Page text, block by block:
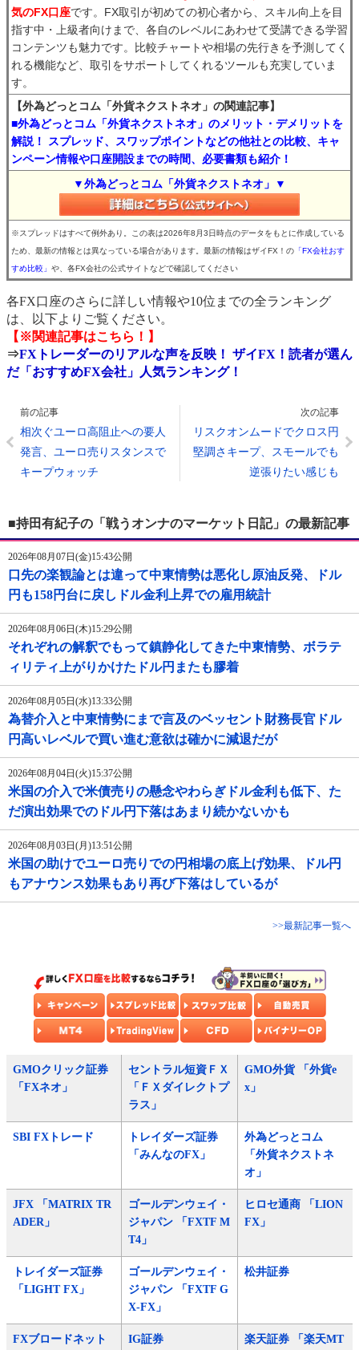
気のFX口座です。FX取引が初めての初心者から、スキル向上を目
指す中・上級者向けまで、各自のレベルにあわせて受講できる学習
コンテンツも魅力です。比較チャートや相場の先行きを予測してく
れる機能など、取引をサポートしてくれるツールも充実していま
す。
【外為どっとコム「外貨ネクストネオ」の関連記事】
■外為どっとコム「外貨ネクストネオ」のメリット・デメリットを
解説！ スプレッド、スワップポイントなどの他社との比較、キャ
ンペーン情報や口座開設までの時間、必要書類も紹介！
▼外為どっとコム「外貨ネクストネオ」▼
※スプレッドはすべて例外あり。この表は2026年8月3日時点のデータをもとに作成している
ため、最新の情報とは異なっている場合があります。最新の情報はザイFX！の 「FX会社おす
すめ比較」 や、各FX会社の公式サイトなどで確認してください
各FX口座のさらに詳しい情報や10位までの全ランキング
は、以下よりご覧ください。
【※関連記事はこちら！】
⇒FXトレーダーのリアルな声を反映！ ザイFX！読者が選ん
だ「おすすめFX会社」人気ランキング！
前の記事
相次ぐユーロ高阻止への要人
発言、ユーロ売りスタンスで
キープウォッチ
次の記事
リスクオンムードでクロス円
堅調さキープ、スモールでも
逆張りたい感じも
■持田有紀子の「戦うオンナのマーケット日記」の最新記事
2026年08月07日(金)15:43公開
口先の楽観論とは違って中東情勢は悪化し原油反発、ドル
円も158円台に戻しドル金利上昇での雇用統計
2026年08月06日(木)15:29公開
それぞれの解釈でもって鎮静化してきた中東情勢、ボラテ
ィリティ上がりかけたドル円またも膠着
2026年08月05日(水)13:33公開
為替介入と中東情勢にまで言及のベッセント財務長官ドル
円高いレベルで買い進む意欲は確かに減退だが
2026年08月04日(火)15:37公開
米国の介入で米債売りの懸念やわらぎドル金利も低下、た
だ演出効果でのドル円下落はあまり続かないかも
2026年08月03日(月)13:51公開
米国の助けでユーロ売りでの円相場の底上げ効果、ドル円
もアナウンス効果もあり再び下落はしているが
>>最新記事一覧へ
GMOクリック証券
「FXネオ」
セントラル短資ＦＸ
「ＦＸダイレクトプ
ラス」
GMO外貨 「外貨e
x」
SBI FXトレード
トレイダーズ証券
「みんなのFX」
外為どっとコム
「外貨ネクストネ
オ」
JFX 「MATRIX TR
ADER」
ゴールデンウェイ・
ジャパン 「FXTF M
T4」
ヒロセ通商 「LION
FX」
トレイダーズ証券
「LIGHT FX」
ゴールデンウェイ・
ジャパン 「FXTF G
X-FX」
松井証券
FXブロードネット IG証券
楽天証券 「楽天MT